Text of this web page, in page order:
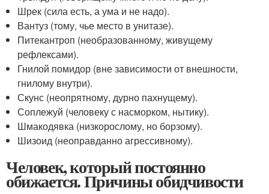
Шрек (сила есть, а ума и не надо).
Вантуз (тому, чье место в унитазе).
Питекантроп (необразованному, живущему
рефлексами).
Гнилой помидор (вне зависимости от внешности,
гнилому внутри).
Скунс (неопрятному, дурно пахнущему).
Соплежуй (человеку с насморком, нытику).
Шмакодявка (низкорослому, но борзому).
Шизоид (неоправданно агрессивному).
Человек, который постоянно
обижается. Причины обидчивости